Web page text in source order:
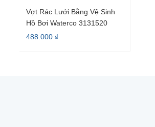
Vợt Rác Lưới Bằng Vệ Sinh
Hồ Bơi Waterco 3131520
488.000 ₫